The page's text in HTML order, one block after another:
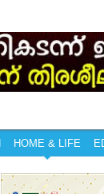
HOME & LIFE